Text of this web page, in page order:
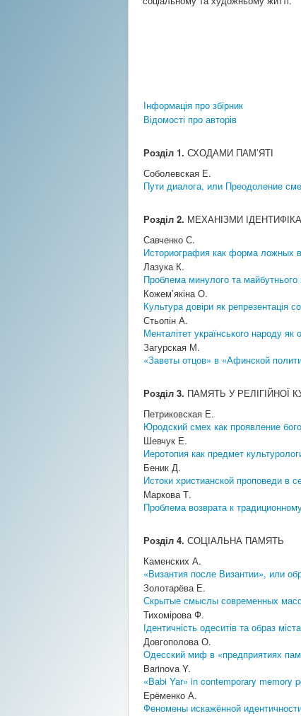
Інформація про збірник
Відомості про авторів
Розділ 1. СХОДАМИ ПАМ’ЯТІ
Соболевская Е.
Пути диалога, или Преодоление
Розділ 2. МЕХАНІЗМИ
Савченко С.
Историография как форма ложных
Лазука К.
Проблема минулого та майбутнього
Кожем’якіна О.
Культура довіри як репрезентація
Стьопін А.
Менталітет українського народу як
Загурская М.
«Заветы отцов» в «Афинской
Розділ 3. ПАМЯТЬ У РЕЛІГІЙНОЇ
Петриковская Е.
Юродский смех как проявление
Шевчук Е.
Иеротопия как предмет
Беник Д.
Истоки христианской проповеди в
Маркова Т.
Проблема возврата к
Розділ 4. СОЦІАЛЬНА ПАМЯТЬ
Каменских А.
«Византия после Византии», или
Золотарёва Е.
Скрытые смыслы современных
Тихомірова Ф.
Ідентичність одеситів та образ
Довгополова О.
Одесский миф в «предприятиях
Barinova Y.
«Babi Yar» in contemporary memory
Ерёменко А.
Феномены искажённой